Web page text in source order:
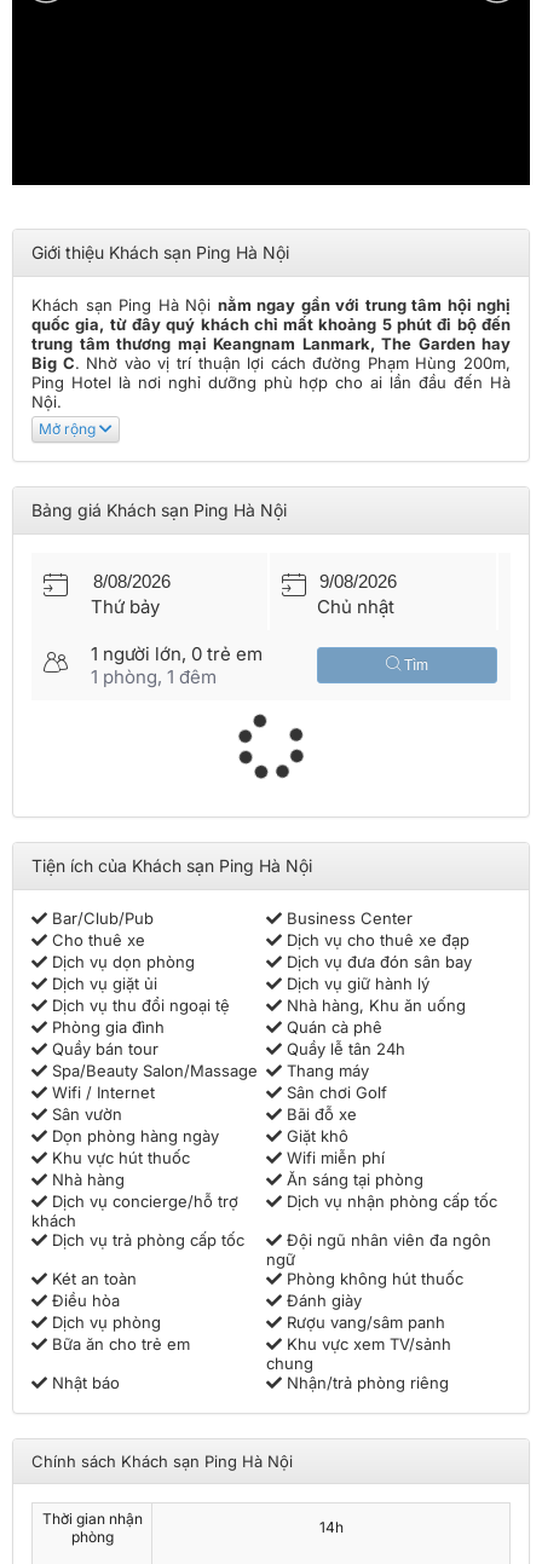
Giới thiệu Khách sạn Ping Hà Nội
Khách sạn Ping Hà Nội nằm ngay gần với trung tâm hội nghị
quốc gia, từ đây quý khách chỉ mất khoảng 5 phút đi bộ đến
trung tâm thương mại Keangnam Lanmark, The Garden hay
Big C. Nhờ vào vị trí thuận lợi cách đường Phạm Hùng 200m,
Ping Hotel là nơi nghỉ dưỡng phù hợp cho ai lần đầu đến Hà
Nội.
Ping Hotel sở hữu hệ thống
tạo không gian ấm cúng cùng nhiều tiện nghi, tiện ích chuẩn 3
sao quốc tế. Các thiết bị được thiết kế trong phòng nghỉ đó là
Nhà hàng Ping trong khuôn viên khách sạn phục vụ
tươi ngonvà quán bar
đem đến nhiều loại đồ uống hấp dẫn
theo yêu cầu của khách hàng.
Mọi yêu cầu của quý khách sẽ được giải quyết tại quầy lễ tân
24h như chothuê xe đi lại, dịch vụ trao đổi tiền tệ, hỗ trợ lưu
trữ hành lý, đưa đón sân bay.
sẽ hỗ trợ đặt phòng tại
nhiều ưu đãi hấp dẫn. Liên hệ tổng đài
tư vấn và thông tin chi tiết phòng.
Mở rộng
Bảng giá Khách sạn Ping Hà Nội
Thứ bảy Chủ nhật
1 người lớn, 0 trẻ em
1 phòng, 1 đêm Tìm
Tiện ích của Khách sạn Ping Hà Nội
Bar/Club/Pub
Business Center
Cho thuê xe
Dịch vụ cho thuê xe đạp
Dịch vụ dọn phòng
Dịch vụ đưa đón sân bay
Dịch vụ giặt ủi
Dịch vụ giữ hành lý
Dịch vụ thu đổi ngoại tệ
Nhà hàng, Khu ăn uống
Phòng gia đình
Quán cà phê
Quầy bán tour
Quầy lễ tân 24h
Spa/Beauty Salon/Massage
Thang máy
Wifi / Internet
Sân chơi Golf
Sân vườn
Bãi đỗ xe
Dọn phòng hàng ngày
Giặt khô
Khu vực hút thuốc
Wifi miễn phí
Nhà hàng
Ăn sáng tại phòng
Dịch vụ concierge/hỗ trợ
khách
Dịch vụ nhận phòng cấp tốc
Dịch vụ trả phòng cấp tốc
Đội ngũ nhân viên đa ngôn
ngữ
Két an toàn
Phòng không hút thuốc
Điều hòa
Đánh giày
Dịch vụ phòng
Rượu vang/sâm panh
Bữa ăn cho trẻ em
Khu vực xem TV/sảnh
chung
Nhật báo
Nhận/trả phòng riêng
Chính sách Khách sạn Ping Hà Nội
Thời gian nhận
phòng
14h